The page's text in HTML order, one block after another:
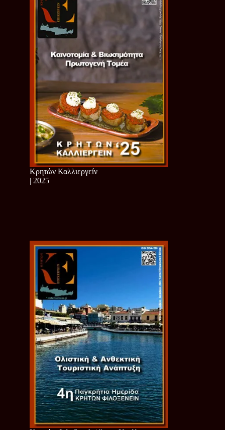
Κρητών Καλλιεργείν
| 2025